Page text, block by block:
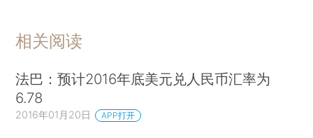
相关阅读
法巴：预计2016年底美元兑人民币汇率为
6.78
2016年01月20日 APP打开